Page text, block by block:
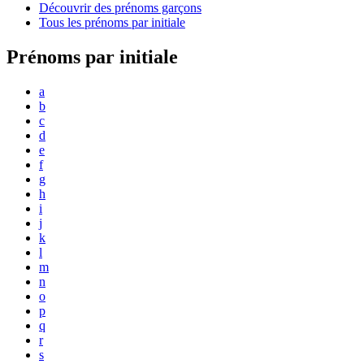
Découvrir des prénoms garçons
Tous les prénoms par initiale
Prénoms par initiale
a
b
c
d
e
f
g
h
i
j
k
l
m
n
o
p
q
r
s